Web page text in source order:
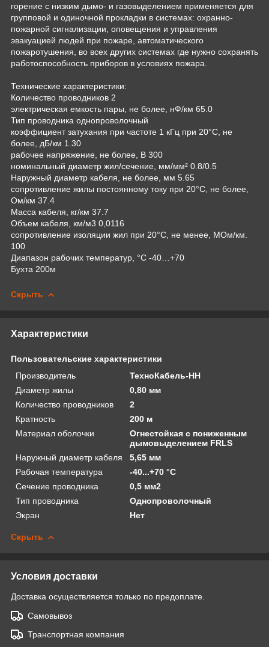
горение с низким дымо- и газовыделением применяется для
групповой и одиночной прокладки в системах: охранно-
пожарной сигнализации, оповещения и управления
эвакуацией людей при пожаре, автоматического
пожаротушения, во всех других системах где нужно сохранять
работоспособность приборов в условиях пожара.
Технические характеристики:
Количество проводников 2
электрическая емкость пары, не более, нФ/км 65.0
Тип проводника однопроволочный
коэффициент затухания при частоте 1 кГц при 20°C, не
более, дБ/км 1.30
рабочее напряжение, не более, В 300
номинальный диаметр жил/сечение, мм/мм² 0.8/0.5
Наружный диаметр кабеля, не более, мм 5.65
сопротивление жилы постоянному току при 20°C, не более,
Ом/км 37.4
Масса кабеля, кг/км 37.7
Объем кабеля, км/м3 0,0116
сопротивление изоляции жил при 20°C, не менее, МОм/км.
100
Диапазон рабочих температур, °С -40…+70
Бухта 200м
Скрыть
Характеристики
Пользовательские характеристики
Производитель
ТехноКабель-НН
Диаметр жилы
0,80 мм
Количество проводников
2
Кратность
200 м
Материал оболочки
Огнестойкая с пониженным
дымовыделением FRLS
Наружный диаметр кабеля
5,65 мм
Рабочая температура
-40...+70 °С
Сечение проводника
0,5 мм2
Тип проводника
Однопроволочный
Экран
Нет
Скрыть
Условия доставки
Доставка осуществляется только по предоплате.
Самовывоз
Транспортная компания